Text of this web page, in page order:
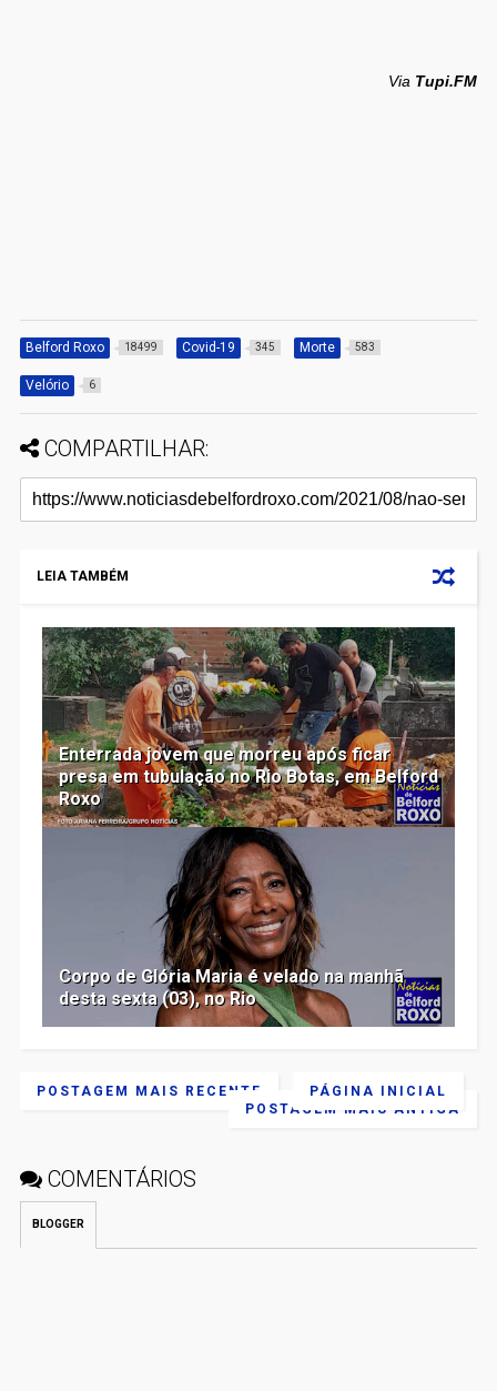
Via Tupi.FM
Belford Roxo 18499 Covid-19 345 Morte 583
Velório 6
COMPARTILHAR:
LEIA TAMBÉM
Enterrada jovem que morreu após ficar
presa em tubulação no Rio Botas, em Belford
Roxo
Corpo de Glória Maria é velado na manhã
desta sexta (03), no Rio
POSTAGEM MAIS RECENTE
POSTAGEM MAIS ANTIGA
PÁGINA INICIAL
COMENTÁRIOS
BLOGGER